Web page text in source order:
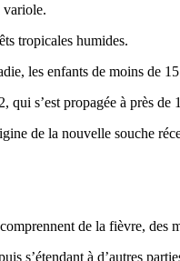
variole.
tropicales humides.
les enfants de moins de
s’est propagée à près de
de la nouvelle souche
de la fièvre, des
s’étendant à d’autres